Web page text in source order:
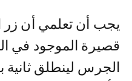
يجب أن تعلمي أن
قصيرة الموجود في
الجرس لينطلق ثانية